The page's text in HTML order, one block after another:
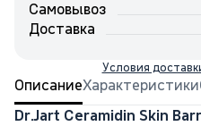
Самовывоз
Доставка
Условия
ОписаниеХарактеристики
Dr.Jart Ceramidin Skin